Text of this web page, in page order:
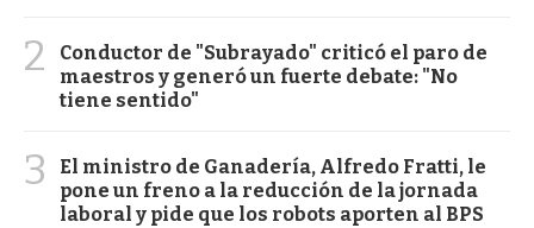
2
Conductor de "Subrayado" criticó el paro de
maestros y generó un fuerte debate: "No
tiene sentido"
3
El ministro de Ganadería, Alfredo Fratti, le
pone un freno a la reducción de la jornada
laboral y pide que los robots aporten al BPS